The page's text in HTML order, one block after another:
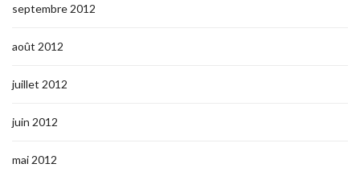
septembre 2012
août 2012
juillet 2012
juin 2012
mai 2012